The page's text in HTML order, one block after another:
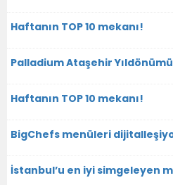
Haftanın TOP 10 mekanı!
Palladium Ataşehir
Haftanın TOP 10 mekanı!
BigChefs menüleri
İstanbul’u en iyi simgeleyen